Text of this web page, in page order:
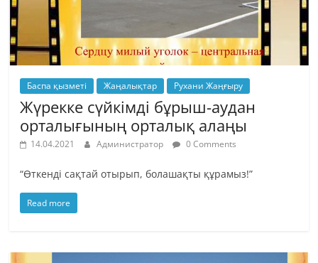
Баспа қызметі Жаңалықтар Рухани Жаңғыру
Жүрекке сүйкімді бұрыш-аудан
орталығының орталық алаңы
14.04.2021 Администратор 0 Comments
“Өткенді сақтай отырып, болашақты құрамыз!”
Read more